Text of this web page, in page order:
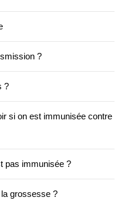
?
?
si on est immunisée contre
pas immunisée ?
grossesse ?